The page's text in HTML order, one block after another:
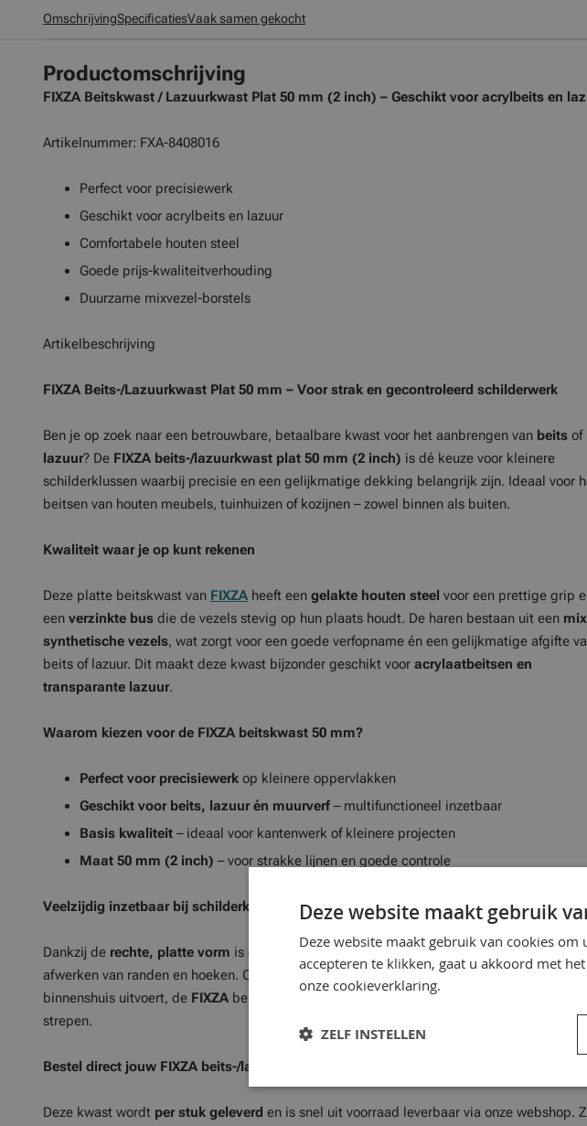
OmschrijvingSpecificatiesVaak samen gekocht
Productomschrijving
FIXZA Beitskwast / Lazuurkwast Plat 50 mm (2 inch) – Geschikt voor acrylbeits en
Artikelnummer: FXA-8408016
Perfect voor precisiewerk
Geschikt voor acrylbeits en lazuur
Comfortabele houten steel
Goede prijs-kwaliteitverhouding
Duurzame mixvezel-borstels
Artikelbeschrijving
FIXZA Beits-/Lazuurkwast Plat 50 mm – Voor strak en gecontroleerd schilderwerk
Ben je op zoek naar een betrouwbare, betaalbare kwast voor het aanbrengen van beits of
lazuur? De FIXZA beits-/lazuurkwast plat 50 mm (2 inch) is dé keuze voor kleinere
schilderklussen waarbij precisie en een gelijkmatige dekking belangrijk zijn. Ideaal voor
beitsen van houten meubels, tuinhuizen of kozijnen – zowel binnen als buiten.
Kwaliteit waar je op kunt rekenen
Deze platte beitskwast van FIXZA heeft een gelakte houten steel voor een prettige grip
een verzinkte bus die de vezels stevig op hun plaats houdt. De haren bestaan uit een
synthetische vezels, wat zorgt voor een goede verfopname én een gelijkmatige afgifte
beits of lazuur. Dit maakt deze kwast bijzonder geschikt voor acrylaatbeitsen en
transparante lazuur.
Waarom kiezen voor de FIXZA beitskwast 50 mm?
Perfect voor precisiewerk op kleinere oppervlakken
Geschikt voor beits, lazuur én muurverf – multifunctioneel inzetbaar
Basis kwaliteit – ideaal voor kantenwerk of kleinere projecten
Maat 50 mm (2 inch) – voor strakke lijnen en goede controle
Veelzijdig inzetbaar bij schilderklussen
Dankzij de rechte, platte vorm is deze kwast uitermate geschikt voor het nauwkeurig
afwerken van randen en hoeken. Of je nu een houten schutting beitst of een witklusje
binnenshuis uitvoert, de FIXZA beits-/lazuurkwast zorgt voor een nette afwerking zonder
strepen.
Bestel direct jouw FIXZA beits-/lazuurkwast 40 mm
Deze kwast wordt per stuk geleverd en is snel uit voorraad leverbaar via onze webshop.
Deze website maakt gebruik
Deze website maakt gebruik van cookies
accepteren te klikken, gaat u akkoord met
onze cookieverklaring.
ZELF INSTELLEN